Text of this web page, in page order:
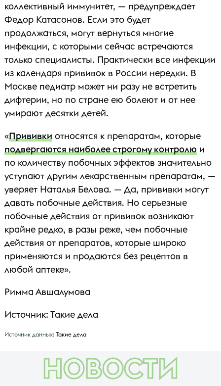
коллективный иммунитет, — предупреждает
Федор Катасонов. Если это будет
продолжаться, могут вернуться многие
инфекции, с которыми сейчас встречаются
только специалисты. Практически все инфекции
из календаря прививок в России нередки. В
Москве педиатр может ни разу не встретить
дифтерии, но по стране ею болеют и от нее
умирают десятки детей.
«Прививкиотносятся к препаратам, которые
подвергаются наиболее строгому контролюи
по количеству побочных эффектов значительно
уступают другим лекарственным препаратам, —
уверяет Наталья Белова. — Да, прививки могут
давать побочные действия. Но серьезные
побочные действия от прививок возникают
крайне редко, в разы реже, чем побочные
действия от препаратов, которые широко
применяются и продаются без рецептов в
любой аптеке».
Римма Авшалумова
Источник: Такие дела
Источник данных: Такие дела
НОВОСТИ